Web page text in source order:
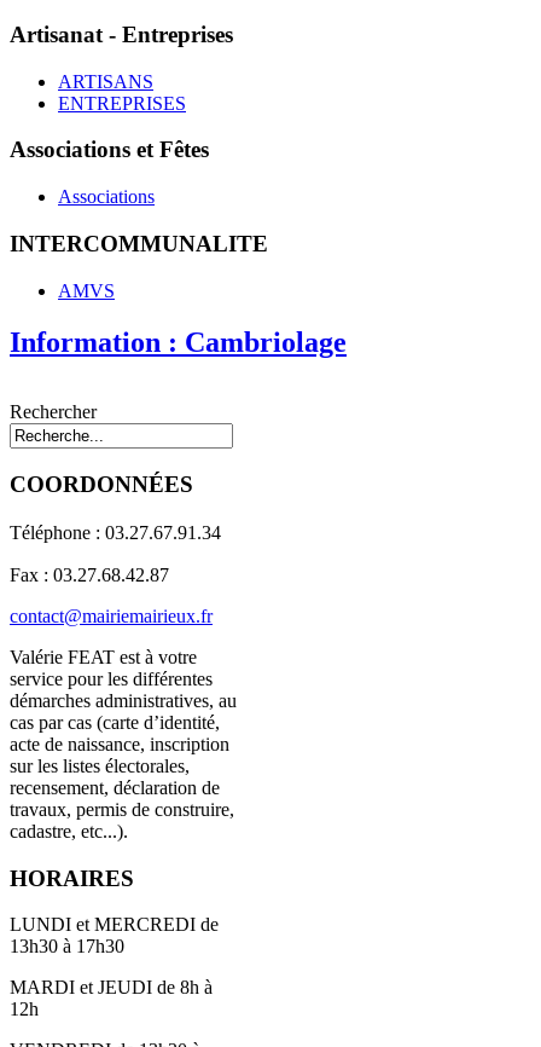
Artisanat - Entreprises
ARTISANS
ENTREPRISES
Associations et Fêtes
Associations
INTERCOMMUNALITE
AMVS
Information : Cambriolage
Rechercher
COORDONNÉES
Téléphone : 03.27.67.91.34
Fax : 03.27.68.42.87
contact@mairiemairieux.fr
Valérie FEAT est à votre
service pour les différentes
démarches administratives, au
cas par cas (carte d’identité,
acte de naissance, inscription
sur les listes électorales,
recensement, déclaration de
travaux, permis de construire,
cadastre, etc...).
HORAIRES
LUNDI et MERCREDI de
13h30 à 17h30
MARDI et JEUDI de 8h à
12h